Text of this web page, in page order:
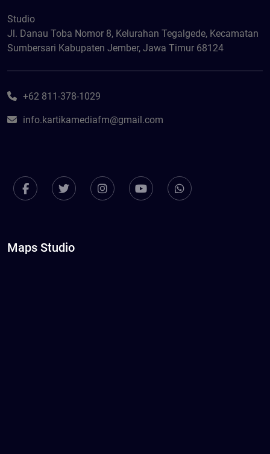
Studio
Jl. Danau Toba Nomor 8, Kelurahan Tegalgede, Kecamatan
Sumbersari Kabupaten Jember, Jawa Timur 68124
+62 811-378-1029
info.kartikamediafm@gmail.com
Maps Studio